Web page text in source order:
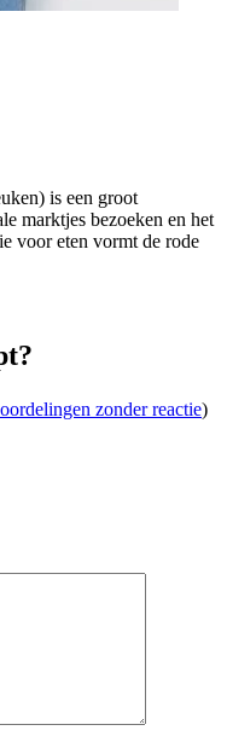
is een groot
marktjes bezoeken en het
voor eten vormt de rode
zonder reactie)